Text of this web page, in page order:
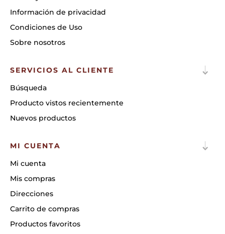
Información de privacidad
Condiciones de Uso
Sobre nosotros
SERVICIOS AL CLIENTE
Búsqueda
Producto vistos recientemente
Nuevos productos
MI CUENTA
Mi cuenta
Mis compras
Direcciones
Carrito de compras
Productos favoritos